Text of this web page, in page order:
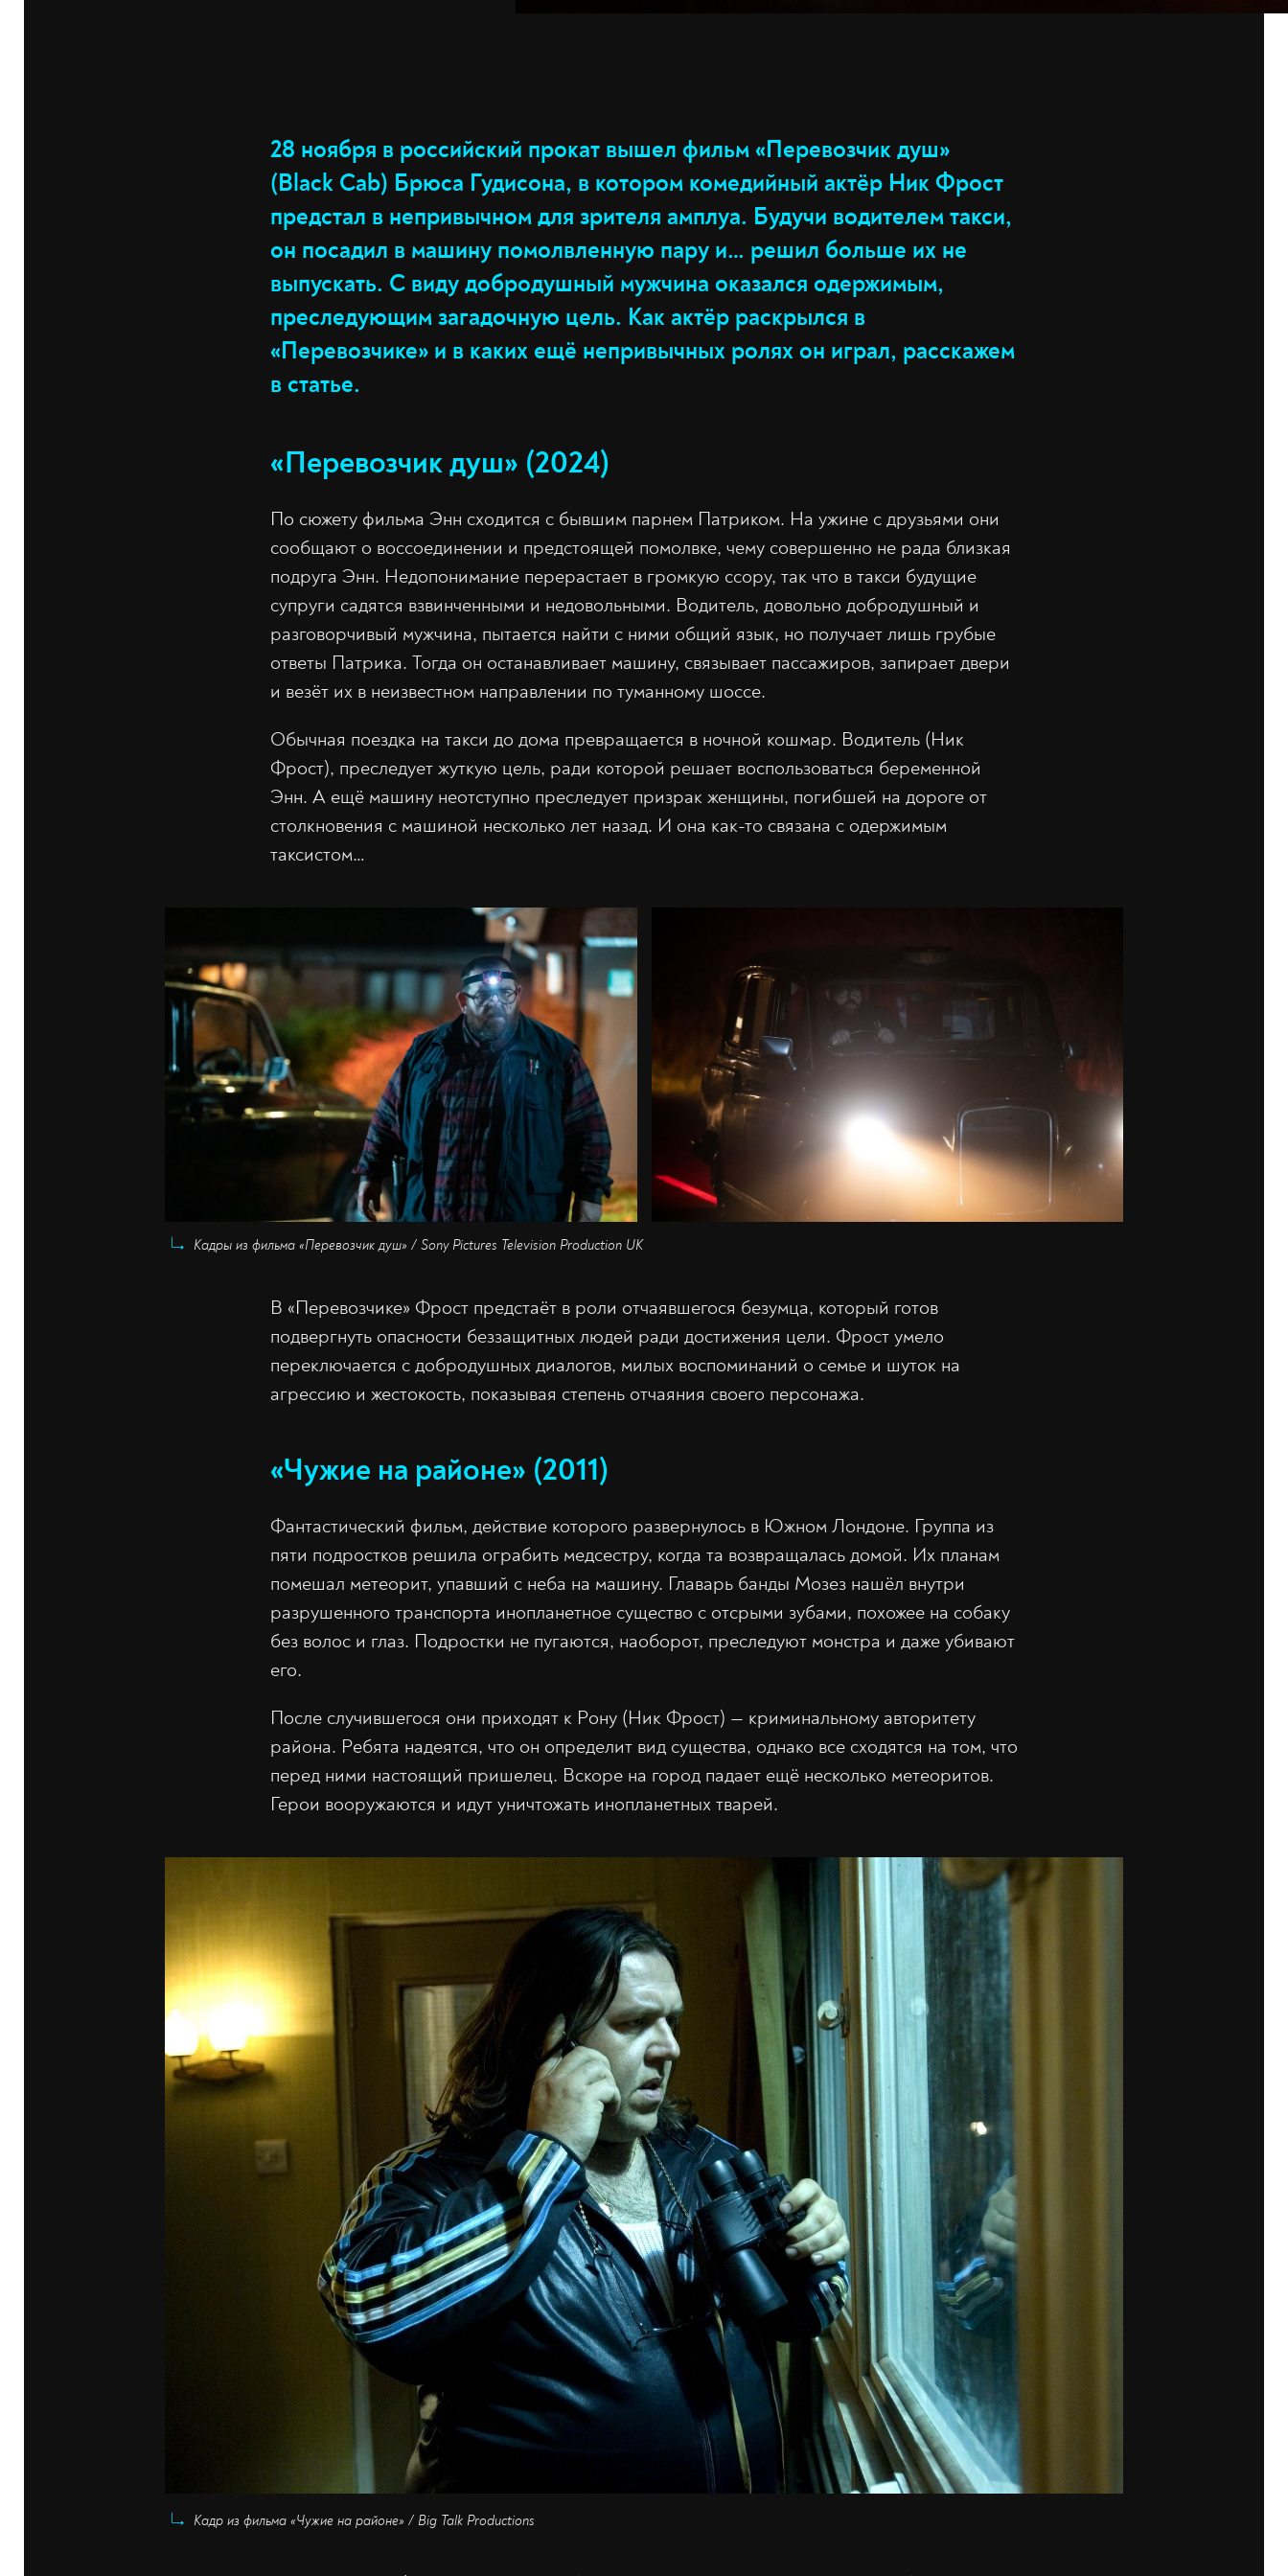
28 ноября в российский прокат вышел фильм «Перевозчик душ»
(Black Cab) Брюса Гудисона, в котором комедийный актёр Ник Фрост
предстал в непривычном для зрителя амплуа. Будучи водителем такси,
он посадил в машину помолвленную пару и… решил больше их не
выпускать. С виду добродушный мужчина оказался одержимым,
преследующим загадочную цель. Как актёр раскрылся в
«Перевозчике» и в каких ещё непривычных ролях он играл, расскажем
в статье.
«Перевозчик душ» (2024)
По сюжету фильма Энн сходится с бывшим парнем Патриком. На ужине с друзьями они
сообщают о воссоединении и предстоящей помолвке, чему совершенно не рада близкая
подруга Энн. Недопонимание перерастает в громкую ссору, так что в такси будущие
супруги садятся взвинченными и недовольными. Водитель, довольно добродушный и
разговорчивый мужчина, пытается найти с ними общий язык, но получает лишь грубые
ответы Патрика. Тогда он останавливает машину, связывает пассажиров, запирает двери
и везёт их в неизвестном направлении по туманному шоссе.
Обычная поездка на такси до дома превращается в ночной кошмар. Водитель (Ник
Фрост), преследует жуткую цель, ради которой решает воспользоваться беременной
Энн. А ещё машину неотступно преследует призрак женщины, погибшей на дороге от
столкновения с машиной несколько лет назад. И она как-то связана с одержимым
таксистом…
Кадры из фильма «Перевозчик душ» / Sony Pictures Television Production UK
В «Перевозчике» Фрост предстаёт в роли отчаявшегося безумца, который готов
подвергнуть опасности беззащитных людей ради достижения цели. Фрост умело
переключается с добродушных диалогов, милых воспоминаний о семье и шуток на
агрессию и жестокость, показывая степень отчаяния своего персонажа.
«Чужие на районе» (2011)
Фантастический фильм, действие которого развернулось в Южном Лондоне. Группа из
пяти подростков решила ограбить медсестру, когда та возвращалась домой. Их планам
помешал метеорит, упавший с неба на машину. Главарь банды Мозез нашёл внутри
разрушенного транспорта инопланетное существо с отсрыми зубами, похожее на собаку
без волос и глаз. Подростки не пугаются, наоборот, преследуют монстра и даже убивают
его.
После случившегося они приходят к Рону (Ник Фрост) — криминальному авторитету
района. Ребята надеятся, что он определит вид существа, однако все сходятся на том, что
перед ними настоящий пришелец. Вскоре на город падает ещё несколько метеоритов.
Герои вооружаются и идут уничтожать инопланетных тварей.
Кадр из фильма «Чужие на районе» / Big Talk Productions